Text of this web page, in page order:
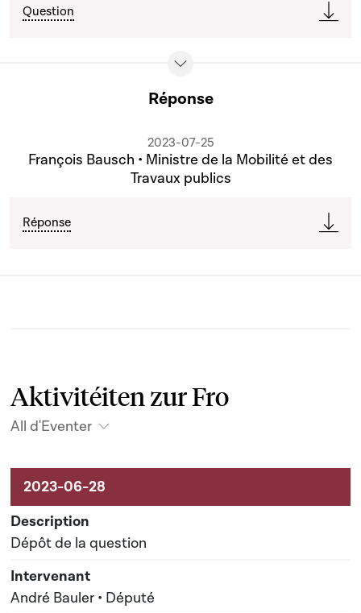
Question
Réponse
2023-07-25
François Bausch • Ministre de la Mobilité et des
Travaux publics
Réponse
Aktivitéiten zur Fro
All d'Eventer
Aktivitéiten um Dossier
Dépôt de la question
André Bauler • Député